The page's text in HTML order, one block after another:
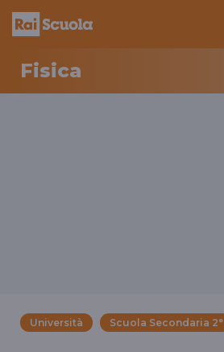
Fisica
Università Scuola Secondaria 2°